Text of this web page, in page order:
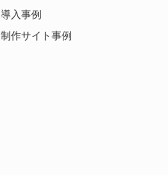
導入事例
制作サイト事例